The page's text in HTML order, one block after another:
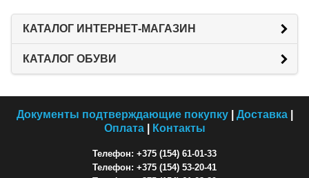
КАТАЛОГ ИНТЕРНЕТ-МАГАЗИН
КАТАЛОГ ОБУВИ
Документы подтверждающие покупку| Доставка|
Оплата| Контакты
Телефон: +375 (154) 61-01-33
Телефон: +375 (154) 53-20-41